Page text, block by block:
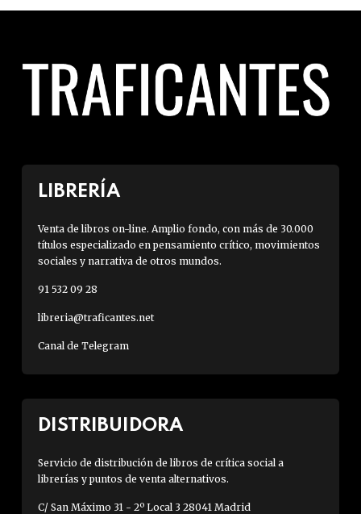
LIBRERÍA
Venta de libros on-line. Amplio fondo, con más de 30.000
títulos especializado en pensamiento crítico, movimientos
sociales y narrativa de otros mundos.
91 532 09 28
libreria@traficantes.net
Canal de Telegram
DISTRIBUIDORA
Servicio de distribución de libros de crítica social a
librerías y puntos de venta alternativos.
C/ San Máximo 31 - 2º Local 3 28041 Madrid